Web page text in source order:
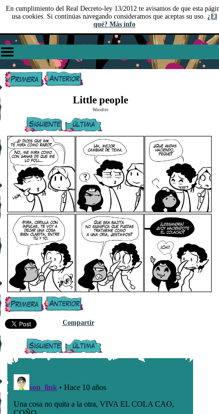
En cumplimiento del Real Decreto-ley 13/2012 te avisamos de que esta
usa cookies. Si continúas navegando consideramos que aceptas su uso. ¿El
qué? Más info
Little people
Woodies
Compartir